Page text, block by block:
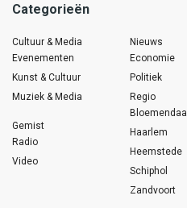
Categorieën
Cultuur & Media
Evenementen
Kunst & Cultuur
Muziek & Media
Gemist
Radio
Video
Nieuws
Economie
Politiek
Regio
Bloemendaal
Haarlem
Heemstede
Schiphol
Zandvoort